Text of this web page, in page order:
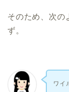
そのため、次の
ず。
ワイ